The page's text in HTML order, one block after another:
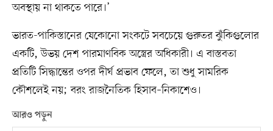
অবস্থায় না থাকতে পারে।’
ভারত-পাকিস্তানের যেকোনো সংকটে সবচেয়ে গুরুতর ঝুঁকিগুলোর
একটি, উভয় দেশ পারমাণবিক অস্ত্রের অধিকারী। এ বাস্তবতা
প্রতিটি সিদ্ধান্তের ওপর দীর্ঘ প্রভাব ফেলে, তা শুধু সামরিক
কৌশলেই নয়; বরং রাজনৈতিক হিসাব–নিকাশেও।
আরও পড়ুন